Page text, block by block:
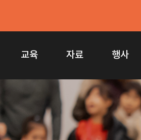
교육 자료 행사